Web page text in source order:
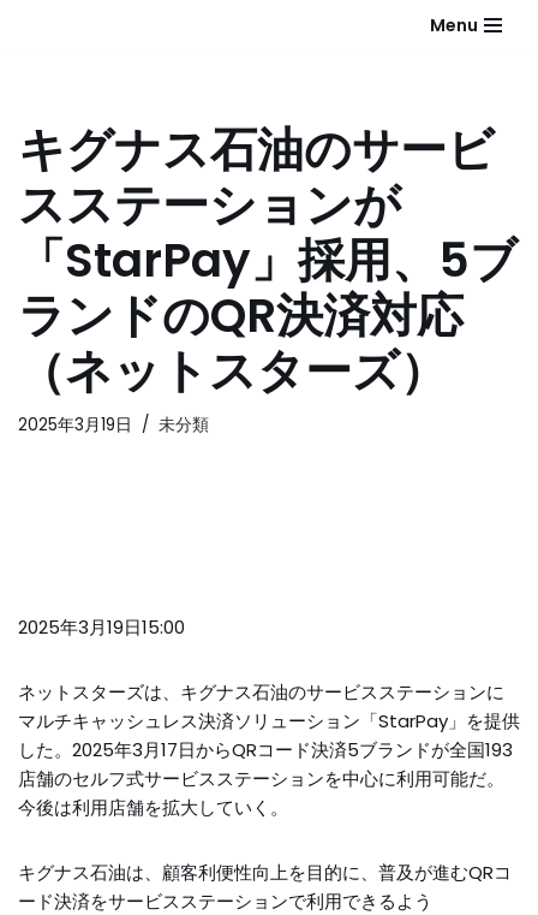
ン
へ
ッ
Menu
キグナス石油のサービ
スステーションが
「StarPay」採用、5ブ
ランドのQR決済対応
（ネットスターズ）
2025年3月19日 未分類
2025年3月19日15:00
ネットスターズは、キグナス石油のサービスステーションに
マルチキャッシュレス決済ソリューション「StarPay」を提供
した。2025年3月17日からQRコード決済5ブランドが全国193
店舗のセルフ式サービスステーションを中心に利用可能だ。
今後は利用店舗を拡大していく。
キグナス石油は、顧客利便性向上を目的に、普及が進むQRコ
ード決済をサービスステーションで利用できるよう